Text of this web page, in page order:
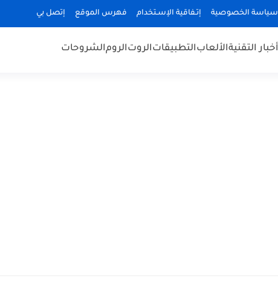
سياسة الخصوصية إتـفاقية الإسـتخدام فهرس الموقع إتصل بي
أخبار التقنيةالألعابالتطبيقاتالروتالرومالشروحات